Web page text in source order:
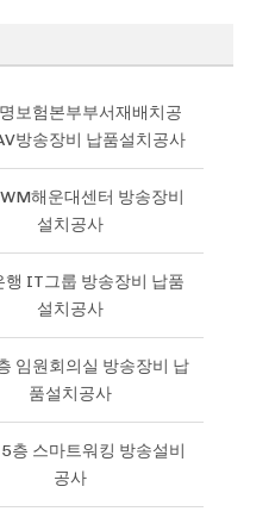
보험본부부서재배치공
방송장비 납품설치공사
해운대센터 방송장비
설치공사
행 IT그룹 방송장비 납품
설치공사
임원회의실 방송장비 납
품설치공사
층 스마트워킹 방송설비
공사